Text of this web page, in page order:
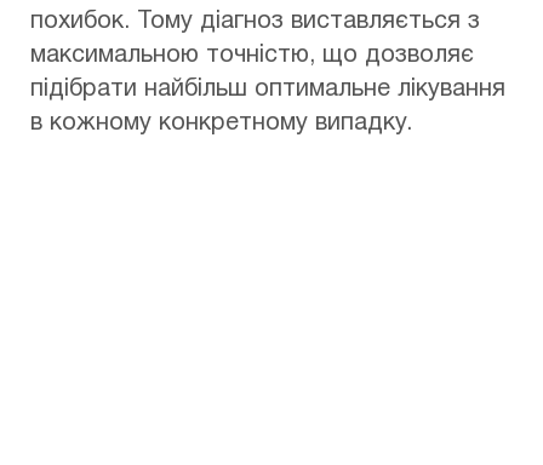
похибок. Тому діагноз виставляється з
максимальною точністю, що дозволяє
підібрати найбільш оптимальне лікування
в кожному конкретному випадку.